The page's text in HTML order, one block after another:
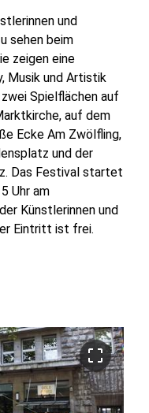
und
sehen beim
zeigen eine
Musik und Artistik
Spielflächen auf
auf dem
Ecke Am Zwölfling,
und der
Das Festival startet
Uhr am
Künstlerinnen und
Eintritt ist frei.
crop_free